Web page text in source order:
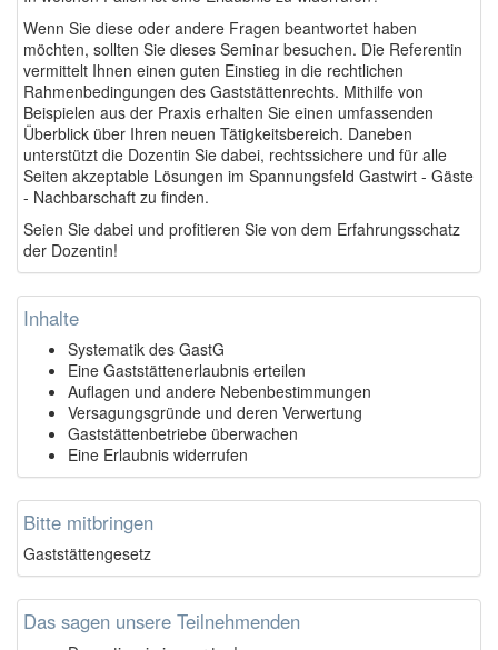
Wenn Sie diese oder andere Fragen beantwortet haben
möchten, sollten Sie dieses Seminar besuchen. Die Referentin
vermittelt Ihnen einen guten Einstieg in die rechtlichen
Rahmenbedingungen des Gaststättenrechts. Mithilfe von
Beispielen aus der Praxis erhalten Sie einen umfassenden
Überblick über Ihren neuen Tätigkeitsbereich. Daneben
unterstützt die Dozentin Sie dabei, rechtssichere und für alle
Seiten akzeptable Lösungen im Spannungsfeld Gastwirt - Gäste
- Nachbarschaft zu finden.
Seien Sie dabei und profitieren Sie von dem Erfahrungsschatz
der Dozentin!
Inhalte
Systematik des GastG
Eine Gaststättenerlaubnis erteilen
Auflagen und andere Nebenbestimmungen
Versagungsgründe und deren Verwertung
Gaststättenbetriebe überwachen
Eine Erlaubnis widerrufen
Bitte mitbringen
Gaststättengesetz
Das sagen unsere Teilnehmenden